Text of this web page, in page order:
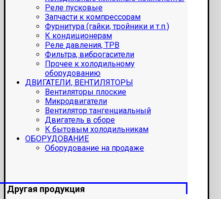
Реле пусковые
Запчасти к компрессорам
Фурнитура (гайки, тройники и т.п.)
К кондиционерам
Реле давления, ТРВ
Фильтра, виброгасители
Прочее к холодильному
оборудованию
ДВИГАТЕЛИ, ВЕНТИЛЯТОРЫ
Вентиляторы плоские
Микродвигатели
Вентилятор тангенциальный
Двигатель в сборе
К бытовым холодильникам
ОБОРУДОВАНИЕ
Оборудование на продаже
Другая продукция